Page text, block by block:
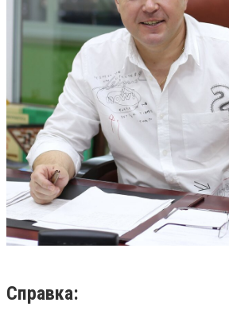
Справка: